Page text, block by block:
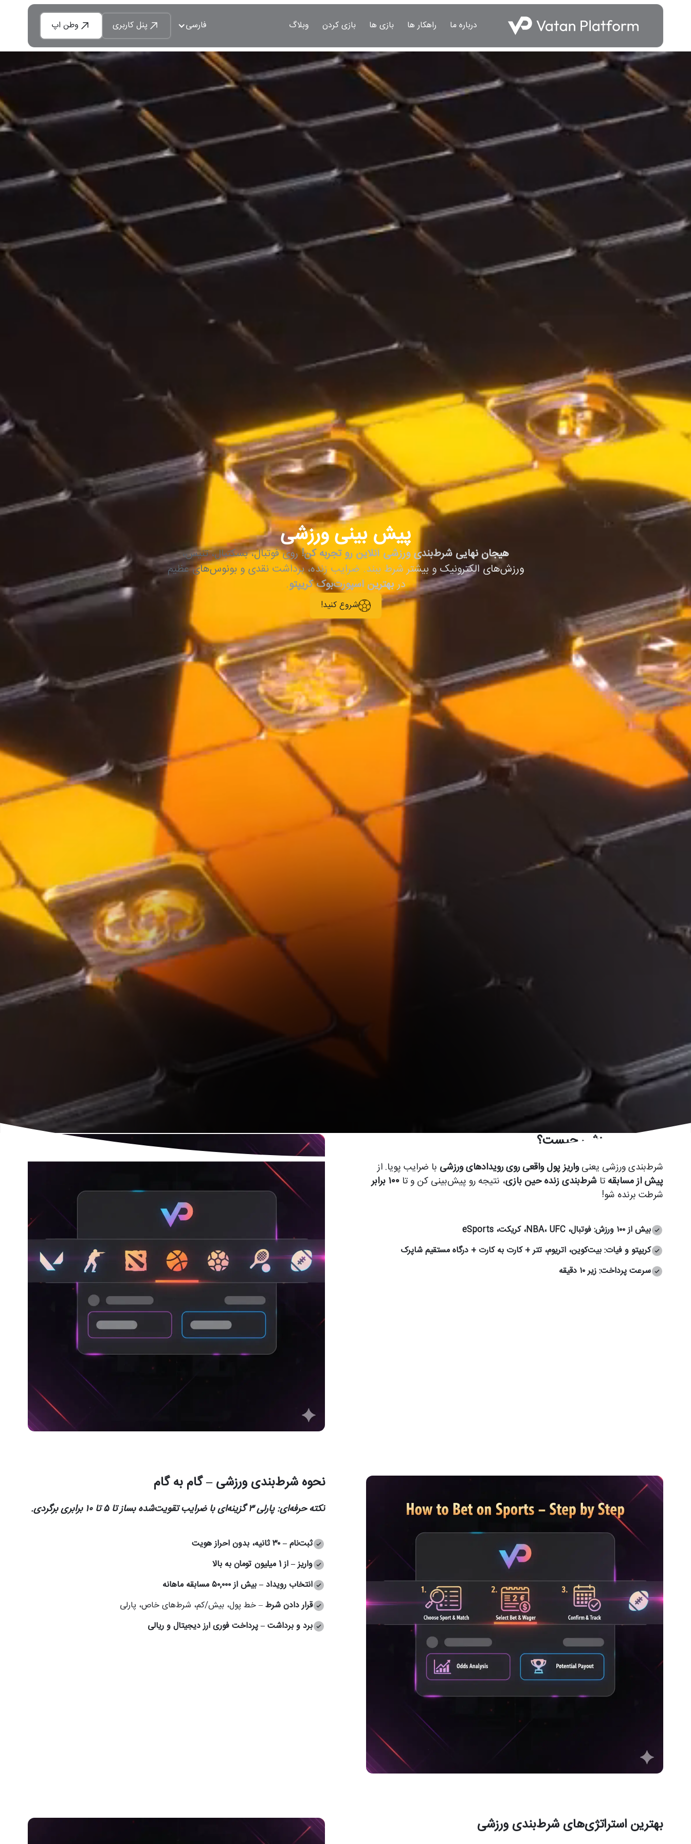
درباره ما راهکار ها بازی ها بازی کردن وبلاگ فارسی پنل کاربری وطن اپ
پیش بینی ورزشی
هیجان نهایی شرط‌بندی ورزشی آنلاین رو تجربه کن!روی فوتبال، بسکتبال، تنیس،
ورزش‌های الکترونیک و بیشتر شرط ببند. ضرایب زنده، برداشت نقدی و بونوس‌های عظیم
دربهترین اسپورت‌بوک کریپتو.
شروع کنید!
شرط‌بندی ورزشی چیست؟
شرط‌بندی ورزشی یعنیواریز پول واقعی روی رویدادهای ورزشی با ضرایب پویا. از
پیش از مسابقه تا شرط‌بندی زنده حین بازی، نتیجه رو پیش‌بینی کن و تا ۱۰۰ برابر
شرطت برنده شو!
بیش از ۱۰۰ ورزش: فوتبال، NBA، UFC، کریکت، eSports
کریپتو و فیات: بیت‌کوین، اتریوم، تتر + کارت به کارت + درگاه مستقیم شاپرک
سرعت پرداخت: زیر ۱۰ دقیقه
نحوه شرط‌بندی ورزشی – گام به گام
نکته حرفه‌ای: پارلی ۳ گزینه‌ای با ضرایب تقویت‌شده بساز تا ۵ تا ۱۰ برابری برگردی.
ثبت‌نام – ۳۰ ثانیه، بدون احراز هویت
واریز – از 1 میلیون تومان به بالا
انتخاب رویداد – بیش از ۵۰,۰۰۰ مسابقه ماهانه
قرار دادن شرط– خط پول، بیش/کم، شرط‌های خاص، پارلی
برد و برداشت – پرداخت فوری ارز دیجیتال و ریالی
بهترین استراتژی‌های شرط‌بندی ورزشی